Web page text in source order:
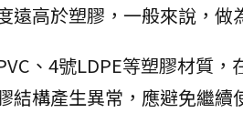
遠高於塑膠，一般來說，做
、4號LDPE等塑膠材質
結構產生異常，應避免繼續